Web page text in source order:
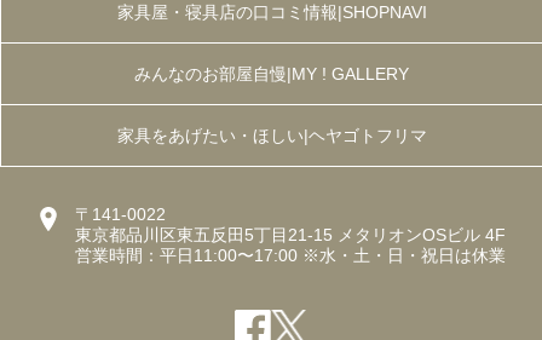
家具屋・寝具店の口コミ情報|SHOPNAVI
みんなのお部屋自慢|MY ! GALLERY
家具をあげたい・ほしい|ヘヤゴトフリマ
〒141-0022
東京都品川区東五反田5丁目21-15 メタリオンOSビル 4F
営業時間：平日11:00〜17:00 ※水・土・日・祝日は休業